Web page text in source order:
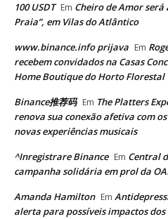
100 USDT Em Cheiro de Amor
Praia”, em Vilas do Atlântico
www.binance.info prijava Em
recebem convidados na Casas
Home Boutique do Horto Florestal
Binance推荐码 Em The Platters
renova sua conexão afetiva com
novas experiências musicais
^Inregistrare Binance Em Central
campanha solidária em prol da
Amanda Hamilton Em
alerta para possíveis impactos